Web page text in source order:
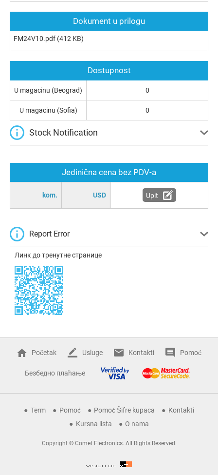
Dokument u prilogu
FM24V10.pdf (412 KB)
Jedinična cena bez PDV-a
kom. USD Upit
Report Error
Линк до тренутне странице
Dostupnost
U magacinu (Beograd) 0
U magacinu (Sofia) 0
Stock Notification
Početak Usluge Kontakti Pomoć
Безбедно плаћање
Term Pomoć Pomoć Šifre kupaca
Kontakti
Kursna lista
O nama
Copyright © Comet Electronics. All Rights Reserved.